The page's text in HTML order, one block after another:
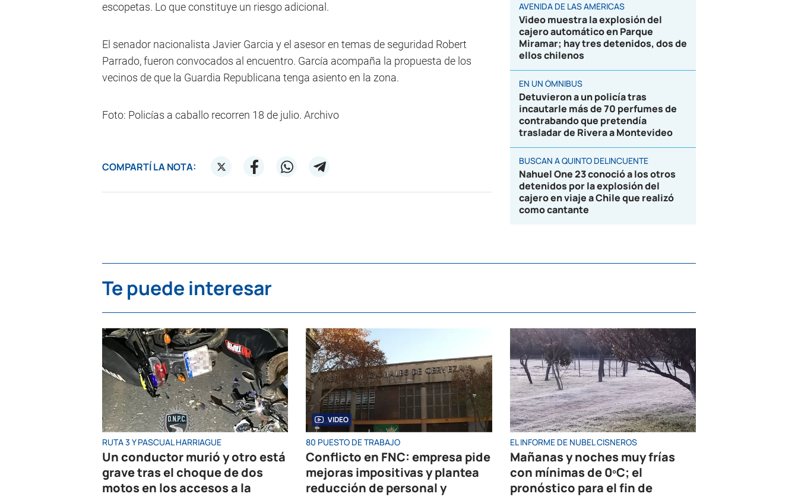
escopetas. Lo que constituye un riesgo adicional.
El senador nacionalista Javier Garcia y el asesor en temas de seguridad Robert
Parrado, fueron convocados al encuentro. García acompaña la propuesta de los
vecinos de que la Guardia Republicana tenga asiento en la zona.
Foto: Policías a caballo recorren 18 de julio. Archivo
COMPARTÍ LA NOTA:
AVENIDA DE LAS AMÉRICAS
Video muestra la explosión del
cajero automático en Parque
Miramar; hay tres detenidos, dos de
ellos chilenos
EN UN ÓMNIBUS
Detuvieron a un policía tras
incautarle más de 70 perfumes de
contrabando que pretendía
trasladar de Rivera a Montevideo
BUSCAN A QUINTO DELINCUENTE
Nahuel One 23 conoció a los otros
detenidos por la explosión del
cajero en viaje a Chile que realizó
como cantante
Te puede interesar
RUTA 3 Y PASCUAL HARRIAGUE
Un conductor murió y otro está
grave tras el choque de dos
motos en los accesos a la
VIDEO
80 PUESTO DE TRABAJO
Conflicto en FNC: empresa pide
mejoras impositivas y plantea
reducción de personal y
EL INFORME DE NUBEL CISNEROS
Mañanas y noches muy frías
con mínimas de 0ºC; el
pronóstico para el fin de